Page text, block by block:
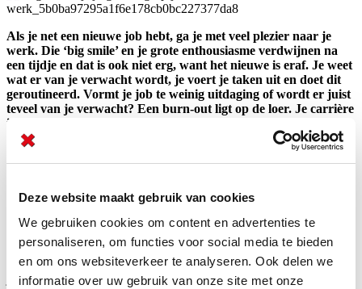
Deze website maakt gebruik van cookies
We gebruiken cookies om content en advertenties te
personaliseren, om functies voor social media te bieden
en om ons websiteverkeer te analyseren. Ook delen we
informatie over uw gebruik van onze site met onze
Als je net een nieuwe job hebt, ga je met veel plezier naar je
werk. Die ‘big smile’ en je grote enthousiasme verdwijnen na
een tijdje en dat is ook niet erg, want het nieuwe is eraf. Je weet
wat er van je verwacht wordt, je voert je taken uit en doet dit
geroutineerd. Vormt je job te weinig uitdaging of wordt er juist
teveel van je verwacht? Een burn-out ligt op de loer. Je carrière
is van grote invloed op je leven, want je brengt elke dag heel
wat uren door op kantoor. Geniet van wat je doet en ook van
hóe je dat doet. Check hoe je gelukkig op je werk blijft, niet
alleen bij de start, maar ook in de jaren erna.
Weg met de routine
Voer je vaak dezelfde taken uit? Probeer deze taken niet domweg af
te werken, maar ga actief op zoek naar manieren om ze anders
uit te voerenwaardoor je efficiënter en effectiever wordt. Blijf
jezelf uitdagen om nieuwe dingen te leren. Doe een online cursus of